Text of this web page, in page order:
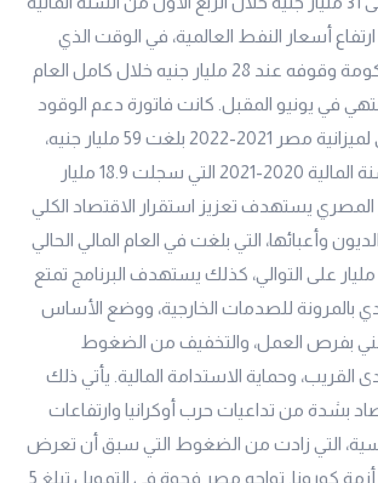
بسبب ارتفاع أسعار النفط العالمية، في الوقت الذي
كانت تستهدف الحكومة وقوفه عند 28 مليار جنيه خلال كامل العام
ينتهي في يونيو المقبل. كانت فاتورة دعم الوقود
في الحساب الختامي لميزانية مصر 2021-2022 بلغت 59 مليار جنيه،
بزيادة 212% عن السنة المالية 2020-2021 التي سجلت 18.9 مليار
المصري يستهدف تعزيز استقرار الاقتصاد الكلي
وأعبائها، التي بلغت في العام المالي الحالي
155 مليار دولار و40 مليار على التوالي، كذلك يستهدف البرنامج تمتع
بالمرونة للصدمات الخارجية، ووضع الأساس
بفرص العمل، والتخفيف من الضغوط
القريب، وحماية الاستدامة المالية. يأتي ذلك
بشدة من تداعيات حرب أوكرانيا وارتفاعات
التي زادت من الضغوط التي سبق أن تعرض
لها الاقتصاد بسبب أزمة كورونا. تواجه مصر فجوة في التمويل تبلغ 5